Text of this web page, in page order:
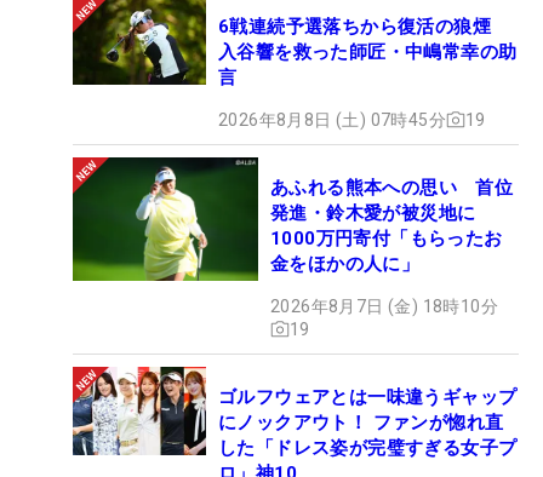
6戦連続予選落ちから復活の狼煙
入谷響を救った師匠・中嶋常幸の助
言
2026年8月8日 (土) 07時45分 19
あふれる熊本への思い 首位
発進・鈴木愛が被災地に
1000万円寄付「もらったお
金をほかの人に」
2026年8月7日 (金) 18時10分
19
ゴルフウェアとは一味違うギャップ
にノックアウト！ ファンが惚れ直
した「ドレス姿が完璧すぎる女子プ